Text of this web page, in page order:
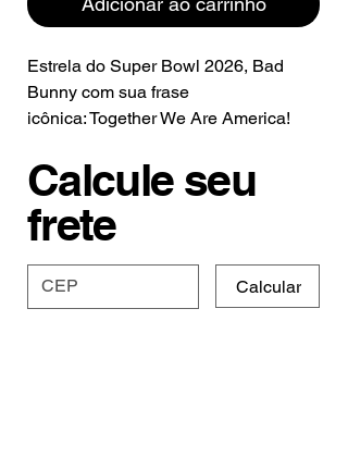
Estrela do Super Bowl 2026, Bad
Bunny com sua frase
icônica: Together We Are America!
We Are America em estilo ringer tee é
inédita e carrega um significado
lindo!
Calcule seu
frete
Calcular